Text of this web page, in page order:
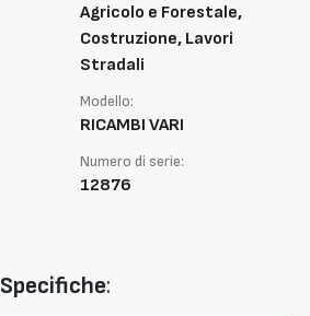
Agricolo e Forestale,
Costruzione, Lavori
Stradali
Modello:
RICAMBI VARI
Numero di serie:
12876
Specifiche: